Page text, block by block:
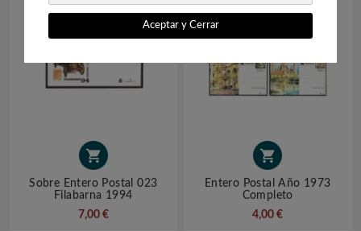
Aceptar y Cerrar

Sobre Entero Postal 023
Filabarna 1994
7,00 €

Entero Postal Año 1973
Completo
4,00 €